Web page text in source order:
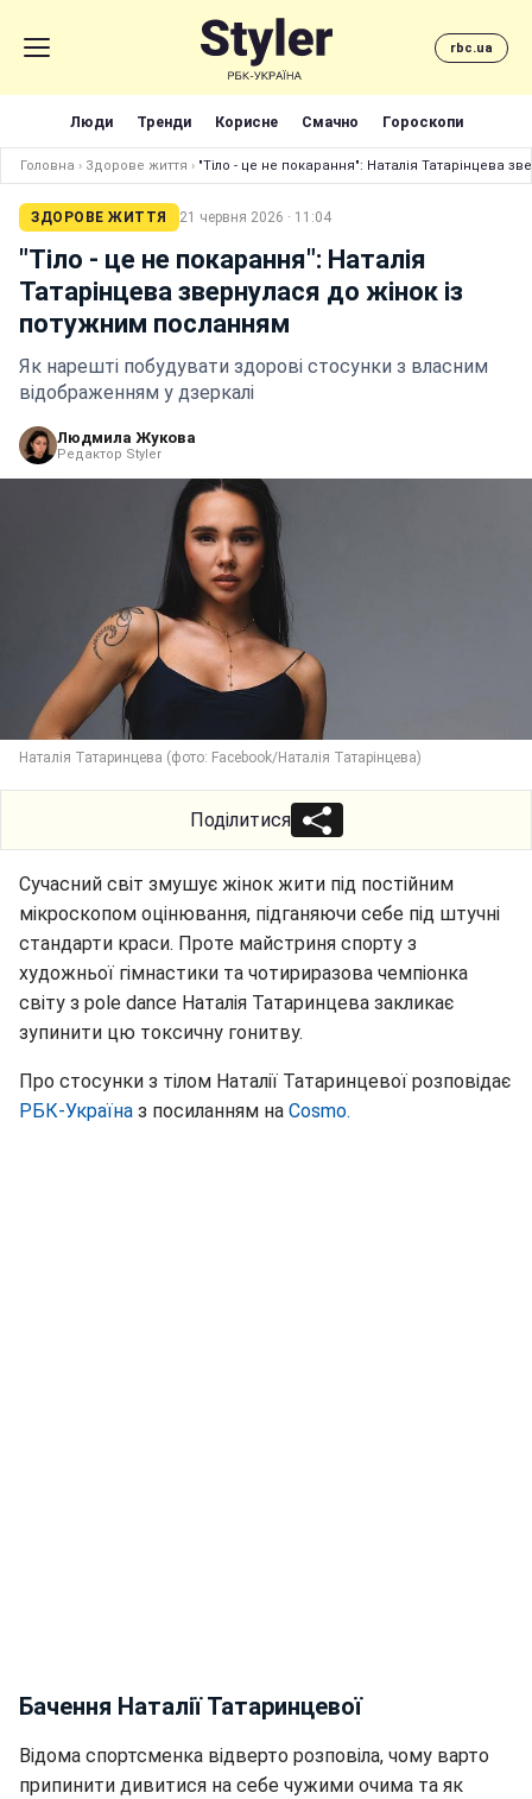
rbc.ua
Люди Тренди Корисне Смачно Гороскопи
Головна › Здорове життя › "Тіло - це не покарання": Наталія Татарінцева
ЗДОРОВЕ ЖИТТЯ 21 червня 2026 · 11:04
"Тіло - це не покарання": Наталія
Татарінцева звернулася до жінок із
потужним посланням
Як нарешті побудувати здорові стосунки з власним
відображенням у дзеркалі
Людмила Жукова
Редактор Styler
Наталія Татаринцева (фото: Facebook/Наталія Татарінцева)
Поділитися
Сучасний світ змушує жінок жити під постійним
мікроскопом оцінювання, підганяючи себе під штучні
стандарти краси. Проте майстриня спорту з
художньої гімнастики та чотириразова чемпіонка
світу з pole dance Наталія Татаринцева закликає
зупинити цю токсичну гонитву.
Про стосунки з тілом Наталії Татаринцевої розповідає
РБК-Україна з посиланням на Cosmo.
Бачення Наталії Татаринцевої
Відома спортсменка відверто розповіла, чому варто
припинити дивитися на себе чужими очима та як